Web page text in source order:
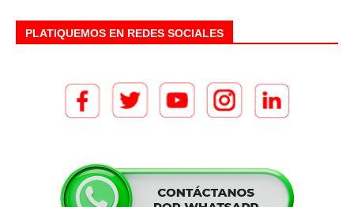
PLATIQUEMOS EN REDES SOCIALES